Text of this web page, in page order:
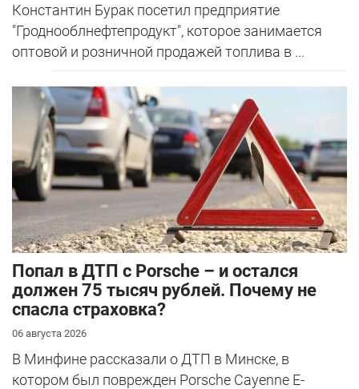
Константин Бурак посетил предприятие
"Гроднооблнефтепродукт", которое занимается
оптовой и розничной продажей топлива в ...
​Попал в ДТП с Porsche – и остался
должен 75 тысяч рублей. Почему не
спасла страховка?
06 августа 2026
В Минфине рассказали о ДТП в Минске, в
котором был поврежден Porsche Cayenne E-